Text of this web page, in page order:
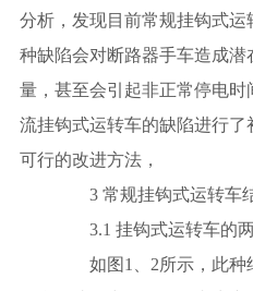
分析，发现目前常规挂钩式
种缺陷会对断路器手车造成
量，甚至会引起非正常停电
流挂钩式运转车的缺陷进行
可行的改进方法，
3 常规挂钩式运转车
3.1 挂钩式运转车的两
如图1、2所示，此种